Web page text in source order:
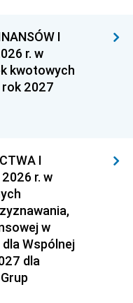
I
r. w
kwotowych
rok 2027
I
r. w
w
Wspólnej
dla